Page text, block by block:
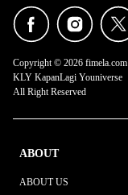
Copyright © 2026 fimela.com
KLY KapanLagi Youniverse
All Right Reserved
ABOUT
ABOUT US